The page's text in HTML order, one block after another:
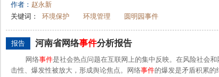
作者： 赵永新
关键词：
环境保护 环境管理 圆明园事件
报告 河南省网络事件分析报告
网络事件是社会热点问题在互联网上的集中反映。在风险社会
击性、爆发性被放大，形成舆论焦点。网络事件的爆发是矛盾积累的